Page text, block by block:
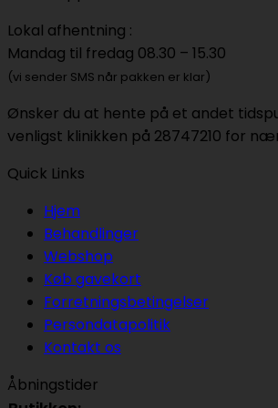
Lokal afhentning :
Mandag til fredag 08.30 – 15.30
(vi sender SMS når pakken er klar)
Ønsker du at hente på et andet
venligst klinikken på 28747210 for
Quick Links
Hjem
Behandlinger
Webshop
Køb gavekort
Forretningsbetingelser
Persondatapolitik
Kontakt os
Åbningstider